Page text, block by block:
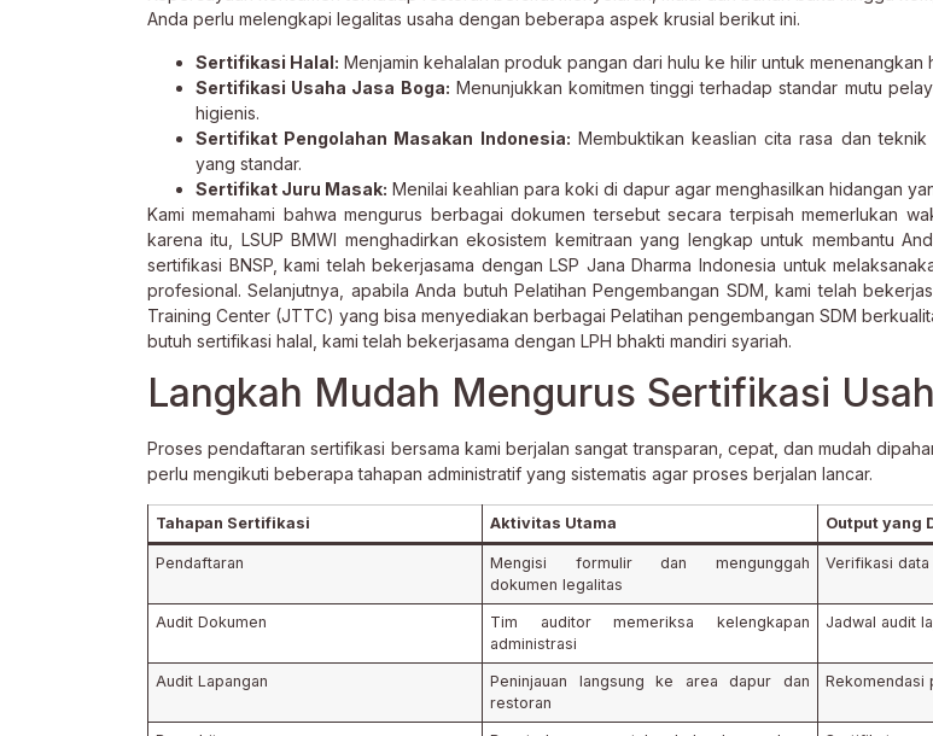
Anda perlu melengkapi legalitas usaha dengan beberapa aspek krusial berikut ini.
Sertifikasi Halal: Menjamin kehalalan produk pangan dari hulu ke hilir untuk menenangkan
Sertifikasi Usaha Jasa Boga: Menunjukkan komitmen tinggi terhadap standar mutu
higienis.
Sertifikat Pengolahan Masakan Indonesia: Membuktikan keaslian cita rasa dan teknik
yang standar.
Sertifikat Juru Masak: Menilai keahlian para koki di dapur agar menghasilkan hidangan
Kami memahami bahwa mengurus berbagai dokumen tersebut secara terpisah memerlukan
karena itu, LSUP BMWI menghadirkan ekosistem kemitraan yang lengkap untuk membantu
sertifikasi BNSP, kami telah bekerjasama dengan LSP Jana Dharma Indonesia untuk
profesional. Selanjutnya, apabila Anda butuh Pelatihan Pengembangan SDM, kami telah
Training Center (JTTC) yang bisa menyediakan berbagai Pelatihan pengembangan SDM
butuh sertifikasi halal, kami telah bekerjasama dengan LPH bhakti mandiri syariah.
Langkah Mudah Mengurus Sertifikasi
Proses pendaftaran sertifikasi bersama kami berjalan sangat transparan, cepat, dan mudah
perlu mengikuti beberapa tahapan administratif yang sistematis agar proses berjalan lancar.
Tahapan Sertifikasi Aktivitas Utama Output yang
Pendaftaran
Mengisi formulir dan mengunggah
dokumen legalitas
Verifikasi data
Audit Dokumen
Tim auditor memeriksa kelengkapan
administrasi
Jadwal audit
Audit Lapangan
Peninjauan langsung ke area dapur dan
restoran
Rekomendasi